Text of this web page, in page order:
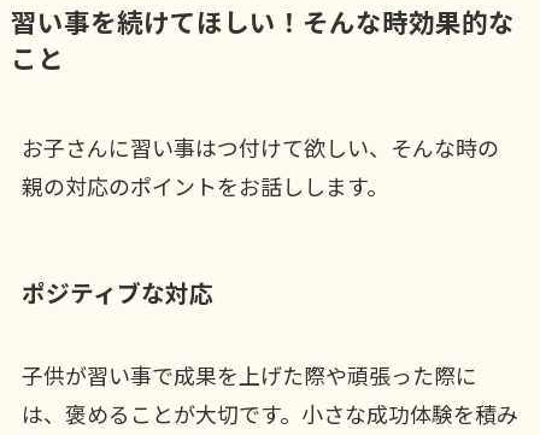
習い事を続けてほしい！そんな時効果的な
こと
お子さんに習い事はつ付けて欲しい、そんな時の
親の対応のポイントをお話しします。
ポジティブな対応
子供が習い事で成果を上げた際や頑張った際に
は、褒めることが大切です。小さな成功体験を積み